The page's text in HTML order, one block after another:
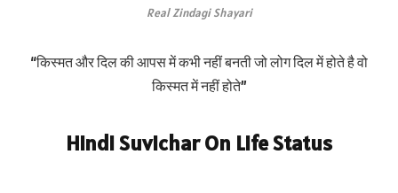
Real Zindagi Shayari
“किस्मत और दिल की आपस में कभी नहीं बनती जो लोग दिल में होते है वो
किस्मत में नहीं होते”
Hindi Suvichar On Life Status